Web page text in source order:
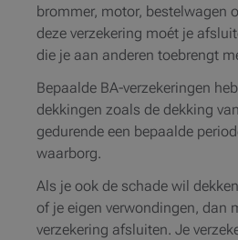
brommer, motor, bestelwagen
deze verzekering moét je
die je aan anderen toebrengt
Bepaalde BA-verzekeringen
dekkingen zoals de dekking
gedurende een bepaalde
waarborg.
Als je ook de schade wil
of je eigen verwondingen, dan
verzekering afsluiten. Je